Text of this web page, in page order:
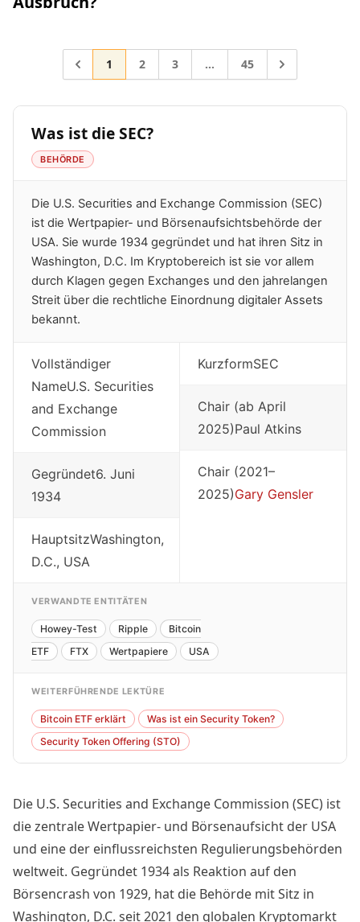
Gehe zur Seite
1 Gehe zur Seite
2 Gehe zur Seite
3 Zwischenseiten
… Gehe zur Seite
45 Gehe zu
Was ist die SEC?
BEHÖRDE
Die U.S. Securities and Exchange Commission (SEC)
ist die Wertpapier- und Börsenaufsichtsbehörde der
USA. Sie wurde 1934 gegründet und hat ihren Sitz in
Washington, D.C. Im Kryptobereich ist sie vor allem
durch Klagen gegen Exchanges und den jahrelangen
Streit über die rechtliche Einordnung digitaler Assets
bekannt.
Vollständiger
NameU.S. Securities
and Exchange
Commission
Gegründet6. Juni
1934
HauptsitzWashington,
D.C., USA
KurzformSEC
Chair (ab April
2025)Paul Atkins
Chair (2021–
2025)Gary Gensler
VERWANDTE ENTITÄTEN
Howey-Test Ripple
Bitcoin
ETF
FTX Wertpapiere USA
WEITERFÜHRENDE LEKTÜRE
Bitcoin ETF erklärt
Was ist ein Security Token?
Security Token Offering (STO)
Die U.S. Securities and Exchange Commission (SEC) ist
die zentrale Wertpapier- und Börsenaufsicht der USA
und eine der einflussreichsten Regulierungsbehörden
weltweit. Gegründet 1934 als Reaktion auf den
Börsencrash von 1929, hat die Behörde mit Sitz in
Washington, D.C. seit 2021 den globalen Kryptomarkt